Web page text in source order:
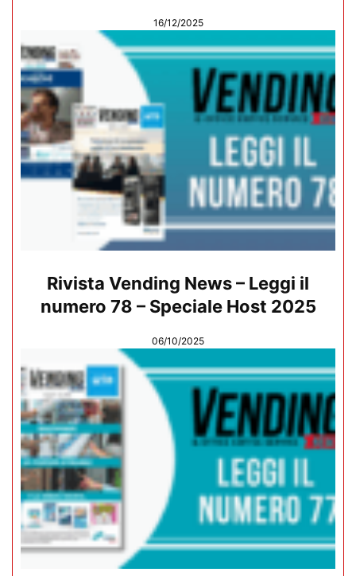
16/12/2025
Rivista Vending News – Leggi il
numero 78 – Speciale Host 2025
06/10/2025